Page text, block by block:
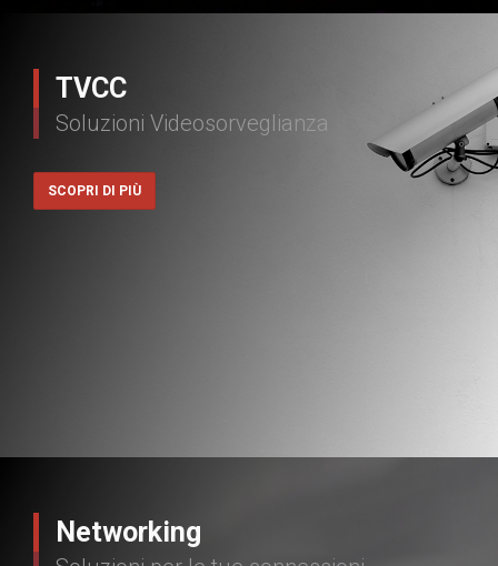
TVCC
Soluzioni Videosorveglianza
SCOPRI DI PIÙ
Networking